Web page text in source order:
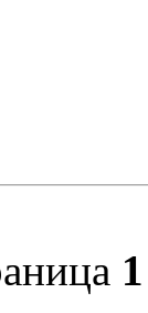
1